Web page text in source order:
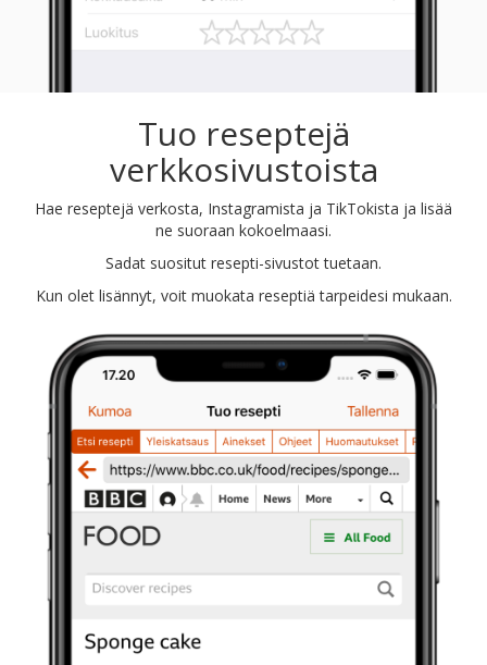
Tuo reseptejä
verkkosivustoista
Hae reseptejä verkosta, Instagramista ja TikTokista ja lisää
ne suoraan kokoelmaasi.
Sadat suositut resepti-sivustot tuetaan.
Kun olet lisännyt, voit muokata reseptiä tarpeidesi mukaan.